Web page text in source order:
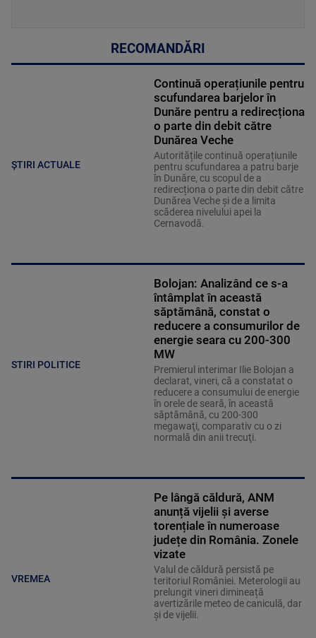
RECOMANDĂRI
ȘTIRI ACTUALE
Continuă operațiunile pentru
scufundarea barjelor în
Dunăre pentru a redirecționa
o parte din debit către
Dunărea Veche
Autoritățile continuă operațiunile
pentru scufundarea a patru barje
în Dunăre, cu scopul de a
redirecționa o parte din debit către
Dunărea Veche și de a limita
scăderea nivelului apei la
Cernavodă.
STIRI POLITICE
Bolojan: Analizând ce s-a
întâmplat în această
săptămână, constat o
reducere a consumurilor de
energie seara cu 200-300
MW
Premierul interimar Ilie Bolojan a
declarat, vineri, că a constatat o
reducere a consumului de energie
în orele de seară, în această
săptămână, cu 200-300
megawaţi, comparativ cu o zi
normală din anii trecuţi.
VREMEA
Pe lângă căldură, ANM
anunță vijelii și averse
torențiale în numeroase
județe din România. Zonele
vizate
Valul de căldură persistă pe
teritoriul României. Meterologii au
prelungit vineri dimineață
avertizările meteo de caniculă, dar
și de vijelii.